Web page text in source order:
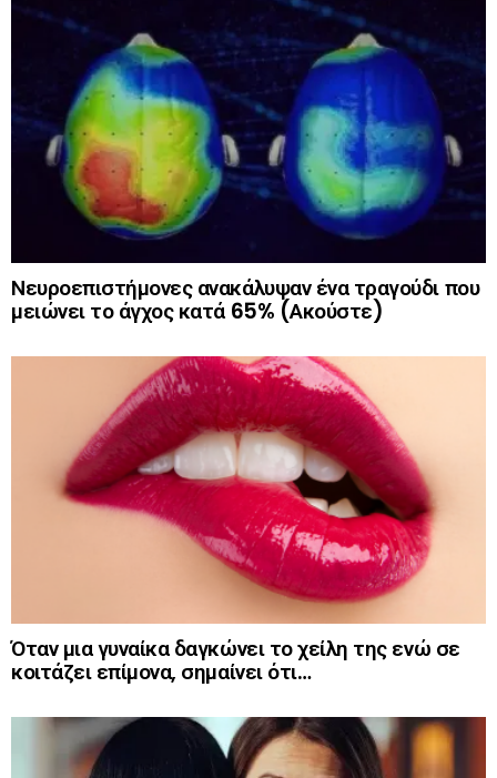
Νευροεπιστήμονες ανακάλυψαν ένα τραγούδι που
μειώνει το άγχος κατά 65% (Ακούστε)
Όταν μια γυναίκα δαγκώνει το χείλη της ενώ σε
κοιτάζει επίμονα, σημαίνει ότι…